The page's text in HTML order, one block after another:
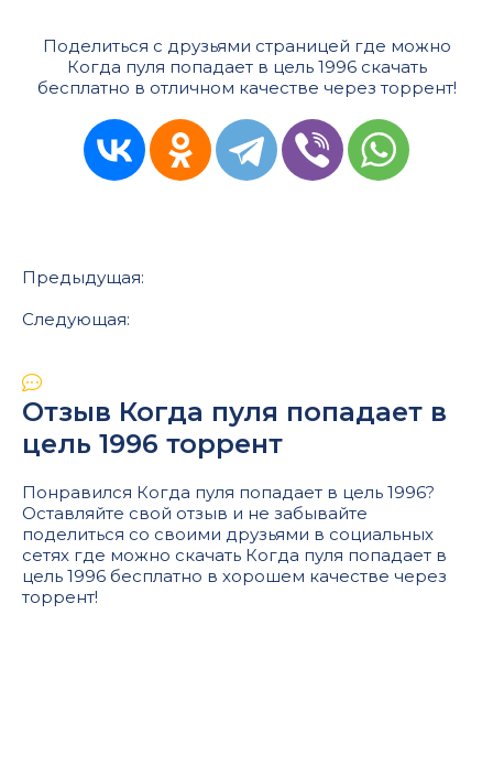
Поделиться с друзьями страницей где можно
Когда пуля попадает в цель 1996 скачать
бесплатно в отличном качестве через торрент!
Предыдущая:
Следующая:
Отзыв Когда пуля попадает в
цель 1996 торрент
Понравился Когда пуля попадает в цель 1996?
Оставляйте свой отзыв и не забывайте
поделиться со своими друзьями в социальных
сетях где можно скачать Когда пуля попадает в
цель 1996 бесплатно в хорошем качестве через
торрент!